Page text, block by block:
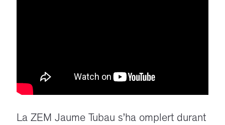
La ZEM Jaume Tubau s’ha omplert durant